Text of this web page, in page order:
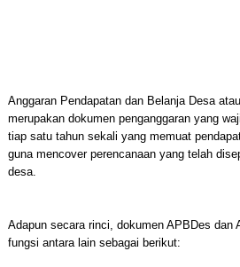
Anggaran Pendapatan dan Belanja Desa
merupakan dokumen penganggaran yang
tiap satu tahun sekali yang memuat
guna mencover perencanaan yang telah
desa.
Adapun secara rinci, dokumen APBDes dan
fungsi antara lain sebagai berikut: